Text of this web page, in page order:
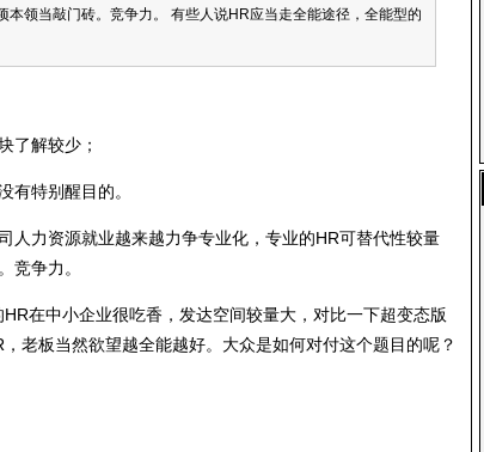
本领当敲门砖。竞争力。 有些人说HR应当走全能途径，全能型的
了解较少；
有特别醒目的。
人力资源就业越来越力争专业化，专业的HR可替代性较量
竞争力。
在中小企业很吃香，发达空间较量大，对比一下超变态版
老板当然欲望越全能越好。大众是如何对付这个题目的呢？